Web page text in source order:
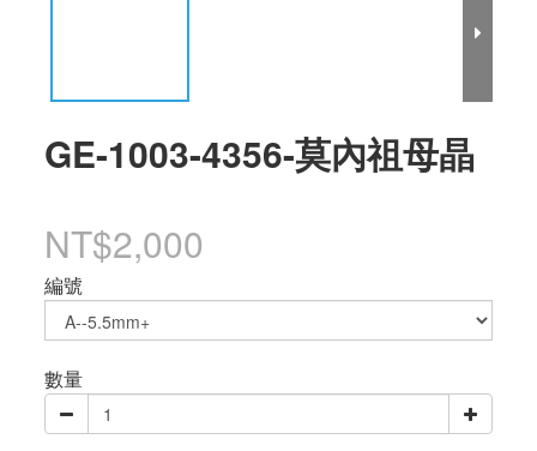
GE-1003-4356-莫內祖母晶
NT$2,000
編號
數量